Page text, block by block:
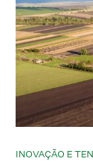
INOVAÇÃO E